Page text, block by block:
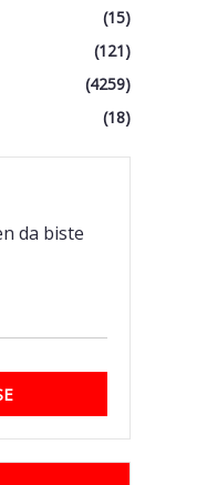
(15)
(121)
(4259)
(18)
da biste